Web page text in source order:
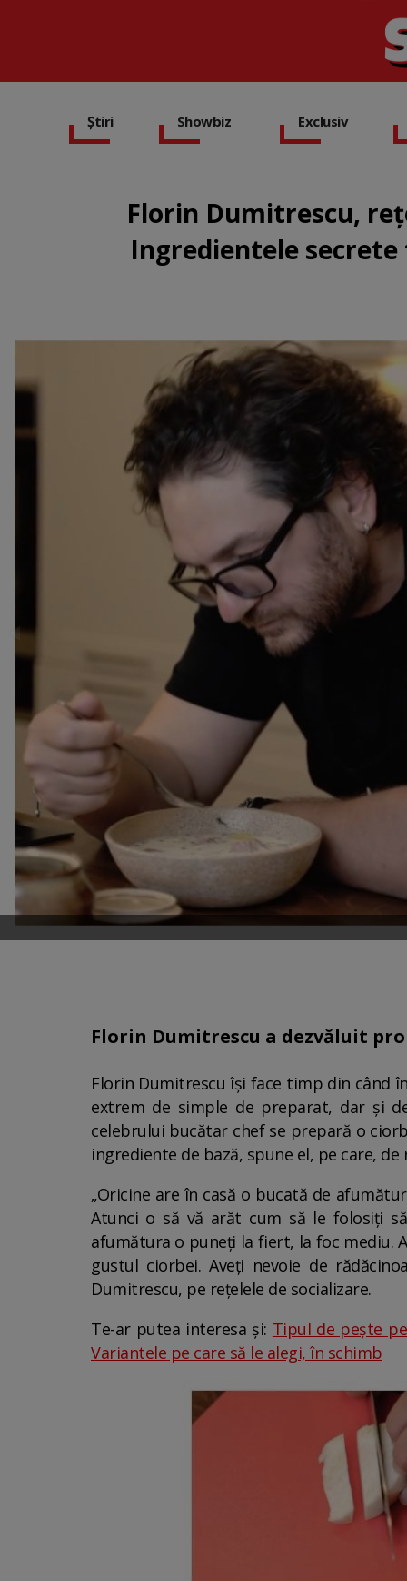
Știri Showbiz Exclusiv
Florin Dumitrescu,
Ingredientele
Florin Dumitrescu a dezvăluit
Florin Dumitrescu își face timp din când
extrem de simple de preparat, dar și
celebrului bucătar chef se prepară o
ingrediente de bază, spune el, pe care,
„Oricine are în casă o bucată de
Atunci o să vă arăt cum să le folosiți
afumătura o puneți la fiert, la foc mediu.
gustul ciorbei. Aveți nevoie de
Dumitrescu, pe rețelele de socializare.
Te-ar putea interesa și: Tipul de pește
Variantele pe care să le alegi, în schimb